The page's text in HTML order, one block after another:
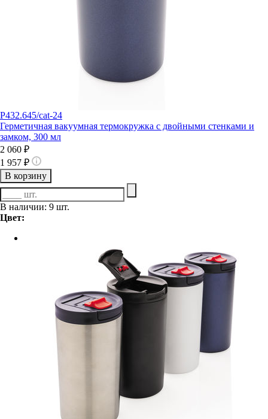
P432.645/cat-24
Герметичная вакуумная термокружка с двойными стенками и
замком, 300 мл
2 060 ₽
1 957 ₽
В корзину
В наличии: 9 шт.
Цвет: